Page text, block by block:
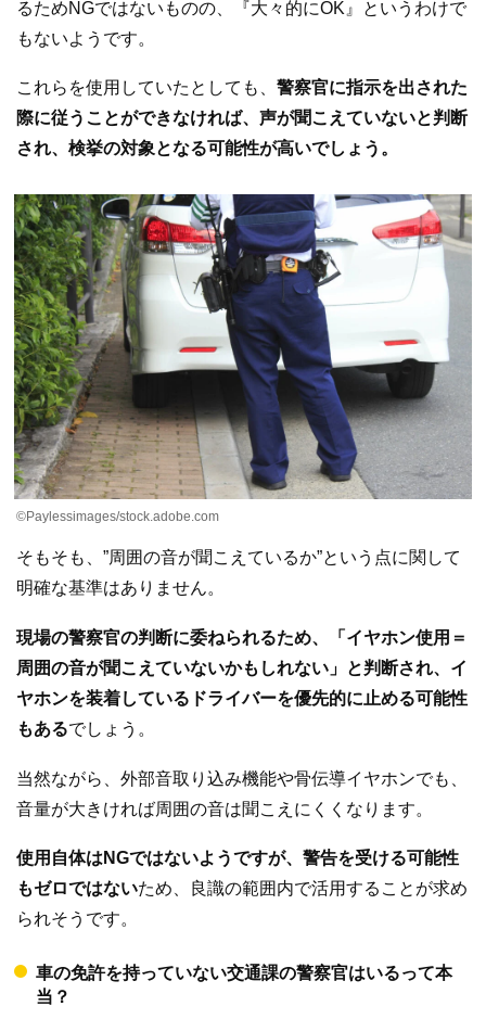
るためNGではないものの、『大々的にOK』というわけで
もないようです。
これらを使用していたとしても、 警察官に指示を出された
際に従うことができなければ、声が聞こえていないと判断
され、検挙の対象となる可能性が高いでしょう。
©Paylessimages/stock.adobe.com
そもそも、”周囲の音が聞こえているか”という点に関して
明確な基準はありません。
現場の警察官の判断に委ねられるため、「イヤホン使用＝
周囲の音が聞こえていないかもしれない」と判断され、イ
ヤホンを装着しているドライバーを優先的に止める可能性
もあるでしょう。
当然ながら、外部音取り込み機能や骨伝導イヤホンでも、
音量が大きければ周囲の音は聞こえにくくなります。
使用自体はNGではないようですが、警告を受ける可能性
もゼロではないため、良識の範囲内で活用することが求め
られそうです。
車の免許を持っていない交通課の警察官はいるって本
当？